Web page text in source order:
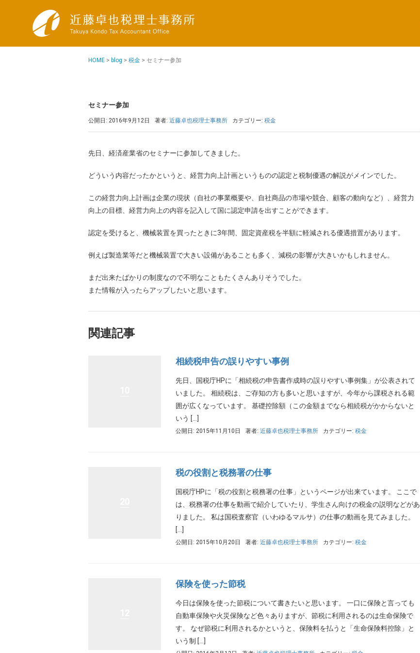
HOME > blog > 税金 > セミナー参加
セミナー参加
公開日: 2016年9月12日 著者: 近藤卓也税理士事務所 カテゴリー: 税金
先日、経済産業省のセミナーに参加してきました。
どういう内容だったかというと、経営力向上計画というものの認定と税制優遇の解説がメインでした。
この経営力向上計画は企業の現状（自社の事業概要や、自社商品の市場や競合、顧客の動向など）、経営力
向上の目標、経営力向上の内容を記入して国に認定申請を出すことができます。
認定を受けると、機械装置を買ったときに3年間、固定資産税を半額に軽減される優遇措置があります。
例えば製造業等だと機械装置で大きい設備があることも多く、減税の影響が大きいかもしれません。
まだ出来たばかりの制度なので不明なこともたくさんありそうでした。
また情報が入ったらアップしたいと思います。
関連記事
相続税申告の誤りやすい事例
先日、国税庁HPに「相続税の申告書作成時の誤りやすい事例集」が公表されて
いました。 相続税は、ご存知の方も多いと思いますが、今年から課税される範
囲が広くなっています。 基礎控除額（この金額までなら相続税がかからないと
いう […]
公開日: 2015年11月10日 著者: 近藤卓也税理士事務所 カテゴリー: 税金
税の役割と税務署の仕事
国税庁HPに「税の役割と税務署の仕事」というページが出来ています。 ここで
は、税務署の仕事を動画で紹介していたり、学生さん向けの税金の説明などがあ
りました。 私は国税査察官（いわゆるマルサ）の仕事の動画を見てみました。
[…]
公開日: 2015年10月20日 著者: 近藤卓也税理士事務所 カテゴリー: 税金
保険を使った節税
今日は保険を使った節税について書きたいと思います。 一口に保険と言っても
自動車保険や火災保険など色々ありますが、節税に利用されるのは生命保険で
す。 なぜ節税に利用されるかというと、保険料を払うと「生命保険料控除」と
いう制 […]